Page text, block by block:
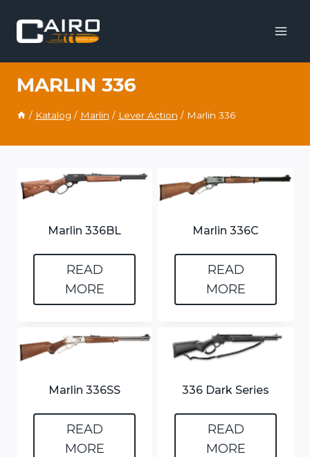
MARLIN 336
/ Katalog / Marlin / Lever Action / Marlin 336
Marlin 336BL
READ
MORE
Marlin 336C
READ
MORE
Marlin 336SS
READ
MORE
336 Dark Series
READ
MORE